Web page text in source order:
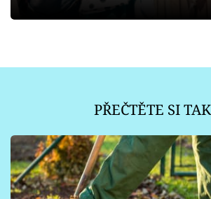
PŘEČTĚTE SI